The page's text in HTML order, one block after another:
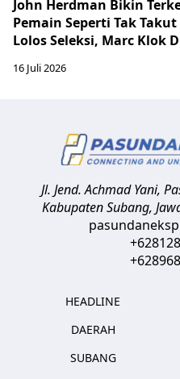
John Herdman Bikin
Pemain Seperti Tak
Lolos Seleksi, Marc Klok
16 Juli 2026
Jl. Jend. Achmad Yani,
Kabupaten Subang,
HEADLINE
DAERAH
SUBANG